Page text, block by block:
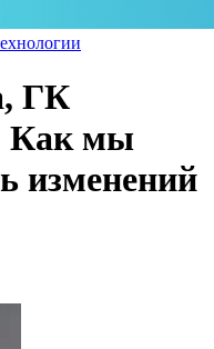
ГК
Как мы
изменений